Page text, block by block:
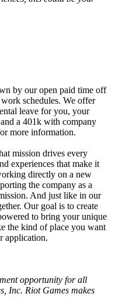
by our open paid time off
schedules. We offer
leave for you, your
a 401k with company
more information.
mission drives every
experiences that make it
directly on a new
the company as a
And just like in our
Our goal is to create
to bring your unique
the kind of place you want
application.
opportunity for all
Inc. Riot Games makes